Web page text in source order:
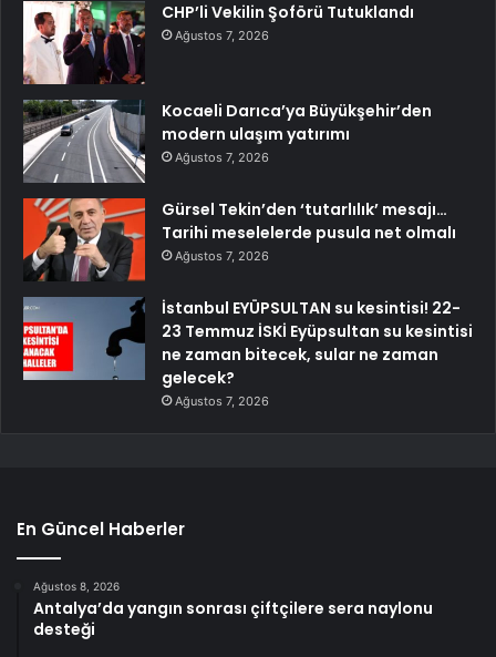
CHP’li Vekilin Şoförü Tutuklandı
Ağustos 7, 2026
Kocaeli Darıca’ya Büyükşehir’den
modern ulaşım yatırımı
Ağustos 7, 2026
Gürsel Tekin’den ‘tutarlılık’ mesajı…
Tarihi meselelerde pusula net olmalı
Ağustos 7, 2026
İstanbul EYÜPSULTAN su kesintisi! 22-
23 Temmuz İSKİ Eyüpsultan su kesintisi
ne zaman bitecek, sular ne zaman
gelecek?
Ağustos 7, 2026
En Güncel Haberler
Ağustos 8, 2026
Antalya’da yangın sonrası çiftçilere sera naylonu
desteği